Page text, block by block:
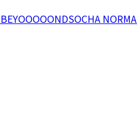
BEYOOOOONDSOCHA NORMA